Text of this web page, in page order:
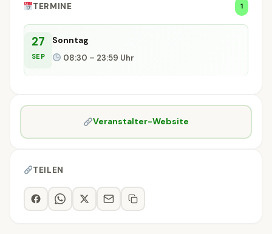
TERMINE 1
27
SEP
Sonntag
08:30 – 23:59 Uhr
Veranstalter-Website
TEILEN